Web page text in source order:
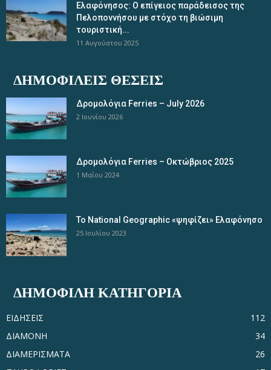
Ελαφόνησος: Ο επίγειος παράδεισος της
Πελοποννήσου με στόχο τη βιώσιμη
τουριστική...
11 Αυγούστου 2025
ΔΗΜΟΦΙΛΕΊΣ ΘΈΣΕΙΣ
Δρομολόγια Ferries – July 2026
2 Ιουνίου 2026
Δρομολόγια Ferries – Οκτώβριος 2025
1 Μαΐου 2024
Το National Geographic «ψηφίζει» Ελαφόνησο
25 Ιουλίου 2023
ΔΗΜΟΦΙΛΗ ΚΑΤΗΓΟΡΙΑ
ΕΙΔΗΣΕΙΣ
112
ΔΙΑΜΟΝΗ
34
ΔΙΑΜΕΡΙΣΜΑΤΑ
26